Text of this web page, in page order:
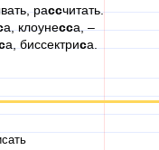
рассчитать.
а, клоунесса, –
а, биссектриса.